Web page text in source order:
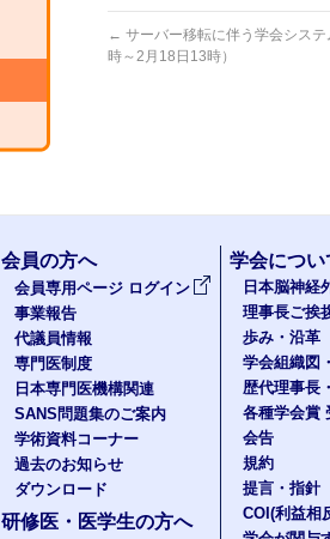
← サーバー移転に伴う学会シス
時～2月18日13時）
会員の方へ
会員専用ページ ログイン
事業報告
代議員情報
専門医制度
日本専門医機構関連
SANS問題集のご案内
学術資料コーナー
過去のお知らせ
ダウンロード
研修医・医学生の方へ
学会につい
日本脳神経
理事長ご挨
歩み・沿革
学会組織図
歴代理事長
各種学会賞
会告
規約
提言・指針
COI(利益相